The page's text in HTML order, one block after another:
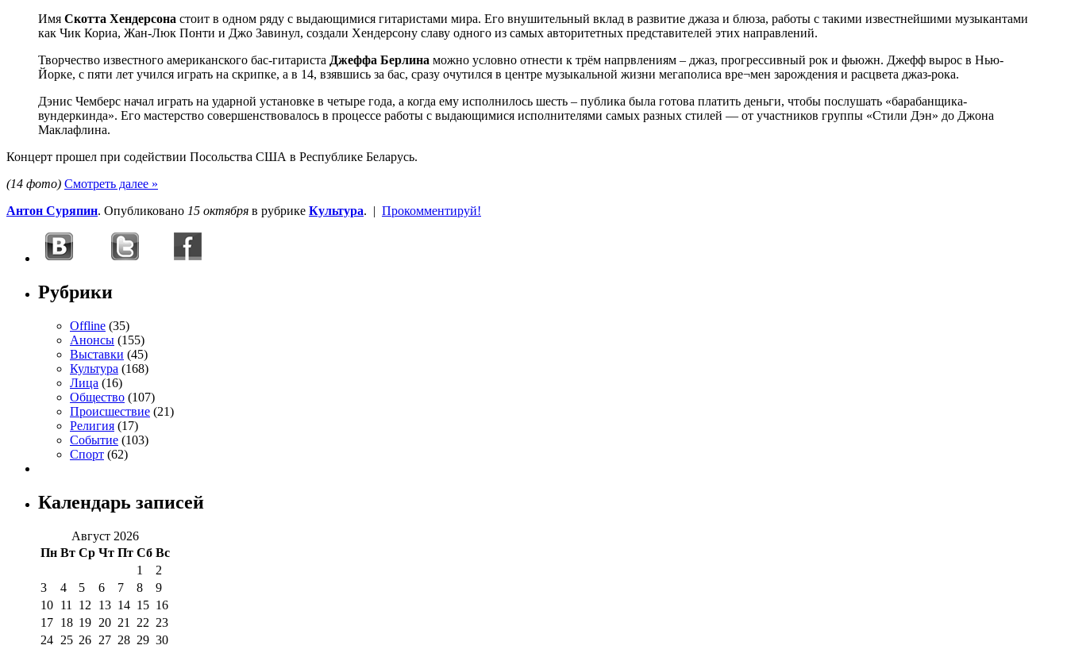
Имя Скотта Хендерсона стоит в одном ряду с выдающимися гитаристами мира. Его внушительный вклад в развитие джаза и блюза, работы с такими известнейшими музыкантами
как Чик Кориа, Жан-Люк Понти и Джо Завинул, создали Хендерсону славу одного из самых авторитетных представителей этих направлений.
Творчество известного американского бас-гитариста Джеффа Берлина можно условно отнести к трём напрвлениям – джаз, прогрессивный рок и фьюжн. Джефф вырос в Нью-
Йорке, с пяти лет учился играть на скрипке, а в 14, взявшись за бас, сразу очутился в центре музыкальной жизни мегаполиса вре¬мен зарождения и расцвета джаз-рока.
Дэнис Чемберс начал играть на ударной установке в четыре года, а когда ему исполнилось шесть – публика была готова платить деньги, чтобы послушать «барабанщика-
вундеркинда». Его мастерство совершенствовалось в процессе работы с выдающимися исполнителями самых разных стилей — от участников группы «Стили Дэн» до Джона
Маклафлина.
Концерт прошел при содействии Посольства США в Республике Беларусь.
(14 фото) Смотреть далее »
Антон Суряпин. Опубликовано 15 октября в рубрике Культура. | Прокомментируй!
Рубрики
Offline (35)
Анонсы (155)
Выставки (45)
Культура (168)
Лица (16)
Общество (107)
Происшествие (21)
Религия (17)
Событие (103)
Спорт (62)
Календарь записей
Август 2026
Пн Вт Ср Чт Пт Сб Вс
1
2
3
4 5 6 7 8
9
10 11 12 13 14 15 16
17 18 19 20 21 22 23
24 25 26 27 28 29 30